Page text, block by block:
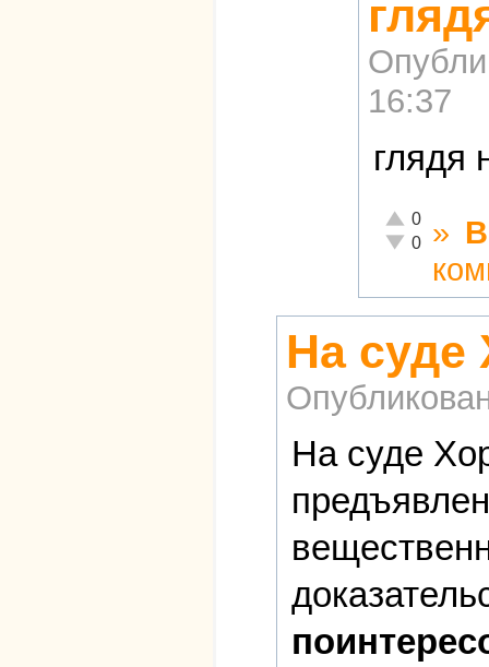
16:37
глядя
Отлично!
0
Неадекватно!
0 »
На суде
На суде